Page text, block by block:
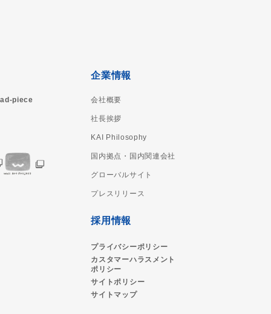
piece
企業情報
会社概要
社長挨拶
KAI Philosophy
国内拠点・国内関連会社
グローバルサイト
プレスリリース
採用情報
プライバシーポリシー
カスタマーハラスメント
ポリシー
サイトポリシー
サイトマップ